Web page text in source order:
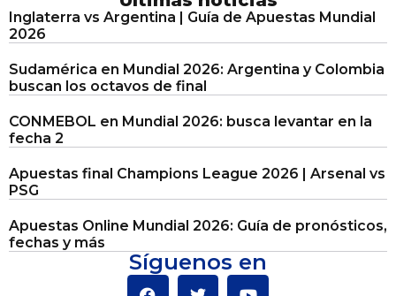
Inglaterra vs Argentina | Guía de Apuestas Mundial
2026
Sudamérica en Mundial 2026: Argentina y Colombia
buscan los octavos de final
CONMEBOL en Mundial 2026: busca levantar en la
fecha 2
Apuestas final Champions League 2026 | Arsenal vs
PSG
Apuestas Online Mundial 2026: Guía de pronósticos,
fechas y más
Síguenos en